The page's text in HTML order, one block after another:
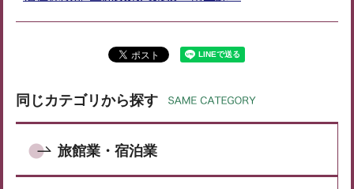
同じカテゴリから探す
旅館業・宿泊業